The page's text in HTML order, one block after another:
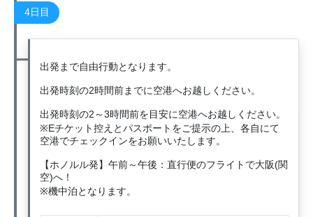
4日目
出発まで自由行動となります。
出発時刻の2時間前までに空港へお越しください。
出発時刻の2～3時間前を目安に空港へお越しください。
※Eチケット控えとパスポートをご提示の上、各自にて
空港でチェックインをお願いいたします。
【ホノルル発】午前～午後：直行便のフライトで大阪(関
空)へ！
※機中泊となります。